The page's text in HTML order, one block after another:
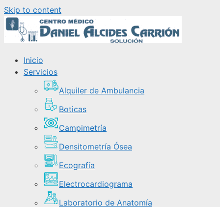
Skip to content
Inicio
Servicios
Alquiler de Ambulancia
Boticas
Campimetría
Densitometría Ósea
Ecografía
Electrocardiograma
Laboratorio de Anatomía